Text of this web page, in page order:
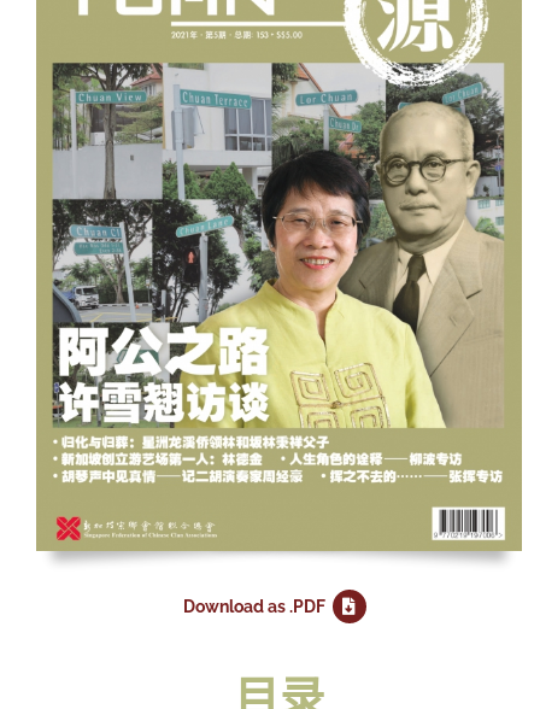
文学
180期
179期
178期
“本土文学”栏目征稿
《源》杂志简介
编委会
联系我们
{username} | 退出
Download as .PDF